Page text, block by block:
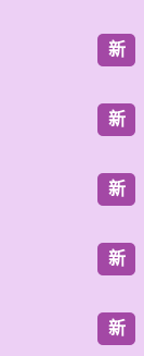
新
新
新
新
新